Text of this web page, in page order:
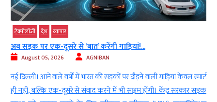
टेक्‍नोलॉजी देश व्‍यापार
अब सड़क पर एक-दूसरे से ‘बात’ करेंगी गाड़ियां!...
August 05, 2026 AGNIBAN
नई दिल्ली। आने वाले वर्षों में भारत की सड़कों पर दौड़ने वाली गाड़ियां केवल स्मार्ट
ही नहीं, बल्कि एक-दूसरे से संवाद करने में भी सक्षम होंगी। केंद्र सरकार सड़क